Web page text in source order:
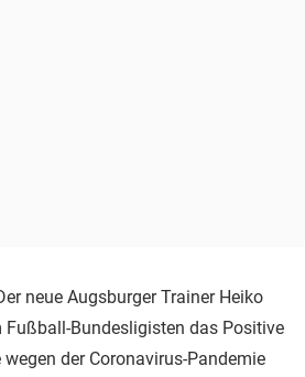
neue Augsburger Trainer Heiko
Fußball-Bundesligisten das Positive
der Coronavirus-Pandemie